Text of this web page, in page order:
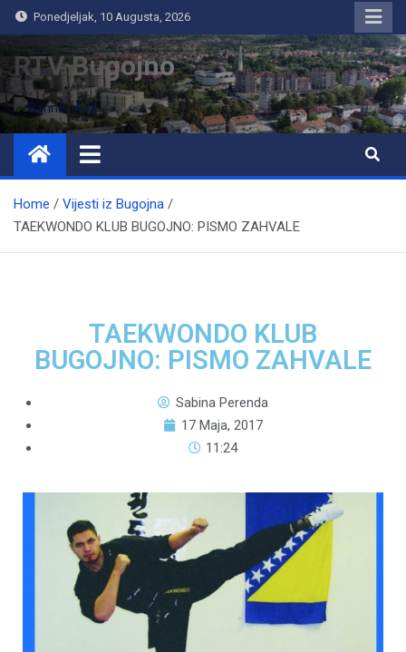
Ponedjeljak, 10 Augusta, 2026
RTV Bugojno
Home
Vijesti iz Bugojna
TAEKWONDO KLUB BUGOJNO: PISMO ZAHVALE
TAEKWONDO KLUB
BUGOJNO: PISMO ZAHVALE
Sabina Perenda
17 Maja, 2017
11:24